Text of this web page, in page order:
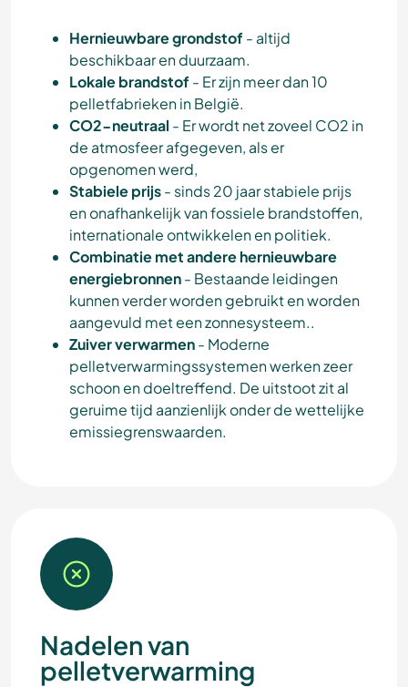
Hernieuwbare grondstof- altijd
beschikbaar en duurzaam.
Lokale brandstof- Er zijn meer dan 10
pelletfabrieken in België.
CO2-neutraal - Er wordt net zoveel CO2 in
de atmosfeer afgegeven, als er
opgenomen werd,
Stabiele prijs- sinds 20 jaar stabiele prijs
en onafhankelijk van fossiele brandstoffen,
internationale ontwikkelen en politiek.
Combinatie met andere hernieuwbare
energiebronnen- Bestaande leidingen
kunnen verder worden gebruikt en worden
aangevuld met een zonnesysteem..
Zuiver verwarmen- Moderne
pelletverwarmingssystemen werken zeer
schoon en doeltreffend. De uitstoot zit al
geruime tijd aanzienlijk onder de wettelijke
emissiegrenswaarden.
Nadelen van
pelletverwarming